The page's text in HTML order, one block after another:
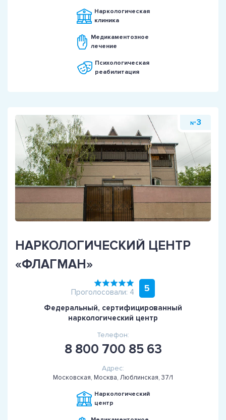
Наркологическая
клиника
Медикаментозное
лечение
Психологическая
реабилитация
№ 3
НАРКОЛОГИЧЕСКИЙ ЦЕНТР
«ФЛАГМАН»
Проголосовали: 4 5
Федеральный, сертифицированный
наркологический центр
Телефон:
8 800 700 85 63
Адрес:
Московская, Москва, Люблинская, 37/1
Наркологический
центр